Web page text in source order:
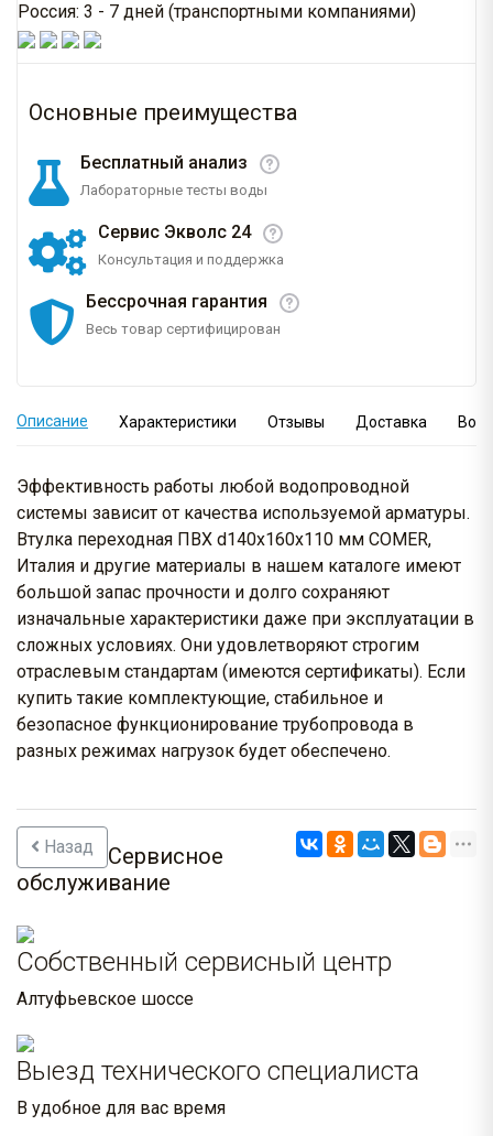
Россия: 3 - 7 дней (транспортными компаниями)
Основные преимущества
Бесплатный анализ
Лабораторные тесты воды
Сервис Экволс 24
Консультация и поддержка
Бессрочная гарантия
Весь товар сертифицирован
Описание Характеристики Отзывы Доставка
Эффективность работы любой водопроводной
системы зависит от качества используемой арматуры.
Втулка переходная ПВХ d140x160x110 мм COMER,
Италия и другие материалы в нашем каталоге имеют
большой запас прочности и долго сохраняют
изначальные характеристики даже при эксплуатации в
сложных условиях. Они удовлетворяют строгим
отраслевым стандартам (имеются сертификаты). Если
купить такие комплектующие, стабильное и
безопасное функционирование трубопровода в
разных режимах нагрузок будет обеспечено.
Назад
Сервисное
обслуживание
Собственный сервисный центр
Алтуфьевское шоссе
Выезд технического специалиста
В удобное для вас время